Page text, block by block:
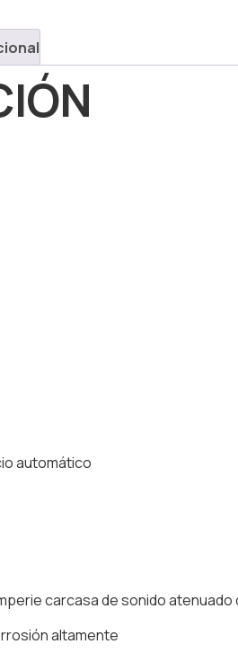
automático
carcasa de sonido
altamente